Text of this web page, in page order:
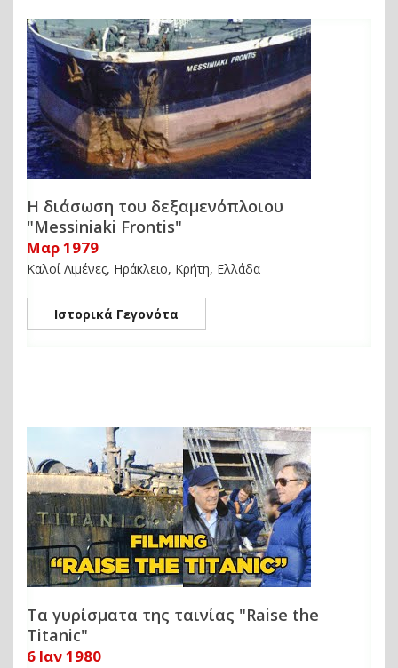
Η διάσωση του δεξαμενόπλοιου
"Messiniaki Frontis"
Μαρ 1979
Καλοί Λιμένες, Ηράκλειο, Κρήτη, Ελλάδα
Ιστορικά Γεγονότα
Τα γυρίσματα της ταινίας "Raise the
Titanic"
6 Ιαν 1980